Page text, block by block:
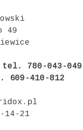
49
780-043-049
609-410-812
14-21